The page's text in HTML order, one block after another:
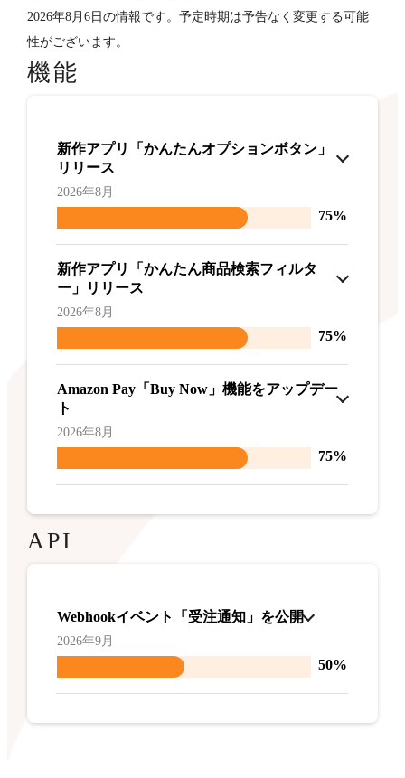
2026年8月6日の情報です。予定時期は予告なく変更する可能
性がございます。
機能
新作アプリ「かんたんオプションボタン」
リリース
2026年8月
75%
新作アプリ「かんたん商品検索フィルタ
ー」リリース
2026年8月
75%
Amazon Pay「Buy Now」機能をアップデー
ト
2026年8月
75%
API
Webhookイベント「受注通知」を公開
2026年9月
50%